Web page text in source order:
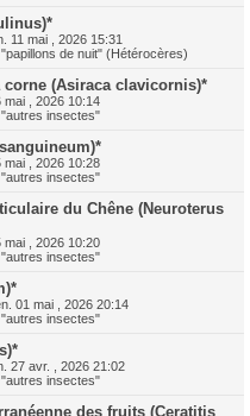
11 mai , 2026 15:31
de nuit" (Hétérocères)
corne (Asiraca clavicornis)*
mai , 2026 10:14
insectes"
mai , 2026 10:28
insectes"
du Chêne (Neuroterus
mai , 2026 10:20
insectes"
01 mai , 2026 20:14
insectes"
27 avr. , 2026 21:02
insectes"
des fruits (Ceratitis